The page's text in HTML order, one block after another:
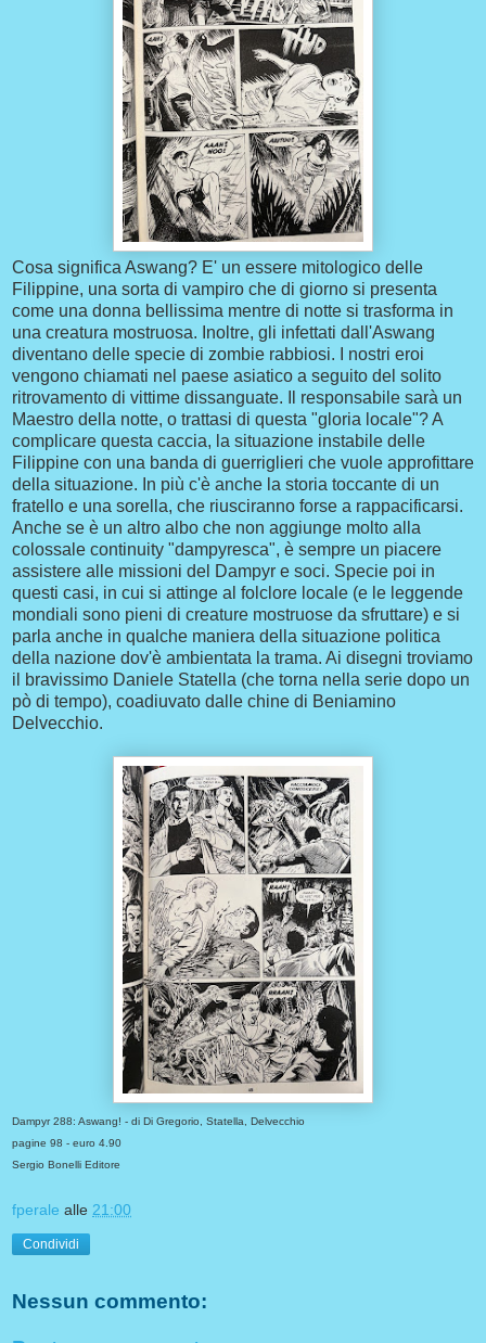
Cosa significa Aswang? E' un essere mitologico delle
Filippine, una sorta di vampiro che di giorno si presenta
come una donna bellissima mentre di notte si trasforma in
una creatura mostruosa. Inoltre, gli infettati dall'Aswang
diventano delle specie di zombie rabbiosi. I nostri eroi
vengono chiamati nel paese asiatico a seguito del solito
ritrovamento di vittime dissanguate. Il responsabile sarà un
Maestro della notte, o trattasi di questa "gloria locale"? A
complicare questa caccia, la situazione instabile delle
Filippine con una banda di guerriglieri che vuole approfittare
della situazione. In più c'è anche la storia toccante di un
fratello e una sorella, che riusciranno forse a rappacificarsi.
Anche se è un altro albo che non aggiunge molto alla
colossale continuity "dampyresca", è sempre un piacere
assistere alle missioni del Dampyr e soci. Specie poi in
questi casi, in cui si attinge al folclore locale (e le leggende
mondiali sono pieni di creature mostruose da sfruttare) e si
parla anche in qualche maniera della situazione politica
della nazione dov'è ambientata la trama. Ai disegni troviamo
il bravissimo Daniele Statella (che torna nella serie dopo un
pò di tempo), coadiuvato dalle chine di Beniamino
Delvecchio.
Dampyr 288: Aswang! - di Di Gregorio, Statella, Delvecchio
pagine 98 - euro 4.90
Sergio Bonelli Editore
fperale alle 21:00
Condividi
Nessun commento: